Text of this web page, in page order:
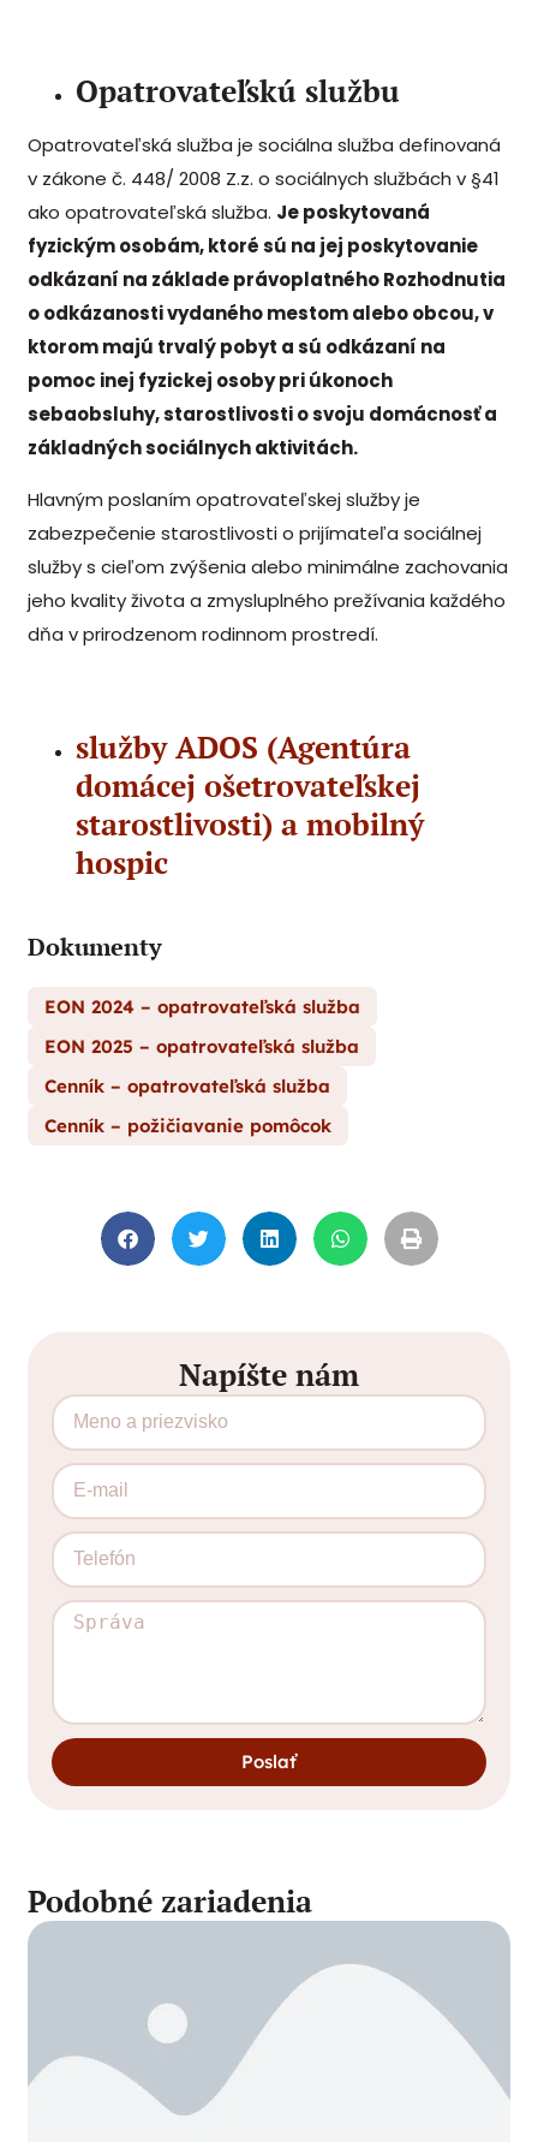
Opatrovateľskú službu
Opatrovateľská služba je sociálna služba definovaná
v zákone č. 448/ 2008 Z.z. o sociálnych službách v §41
ako opatrovateľská služba. Je poskytovaná
fyzickým osobám, ktoré sú na jej poskytovanie
odkázaní na základe právoplatného Rozhodnutia
o odkázanosti vydaného mestom alebo obcou, v
ktorom majú trvalý pobyt a sú odkázaní na
pomoc inej fyzickej osoby pri úkonoch
sebaobsluhy, starostlivosti o svoju domácnosť a
základných sociálnych aktivitách.
Hlavným poslaním opatrovateľskej služby je
zabezpečenie starostlivosti o prijímateľa sociálnej
služby s cieľom zvýšenia alebo minimálne zachovania
jeho kvality života a zmysluplného prežívania každého
dňa v prirodzenom rodinnom prostredí.
služby ADOS (Agentúra
domácej ošetrovateľskej
starostlivosti) a mobilný
hospic
Dokumenty
EON 2024 – opatrovateľská služba
EON 2025 – opatrovateľská služba
Cenník – opatrovateľská služba
Cenník – požičiavanie pomôcok
Napíšte nám
Poslať
Podobné zariadenia